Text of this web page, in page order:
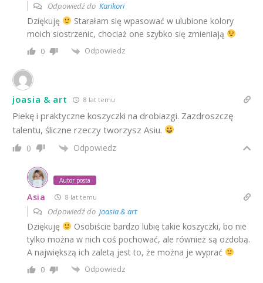
Odpowiedź do Karikori
Dziękuję
Starałam się wpasować w ulubione kolory
moich siostrzenic, chociaż one szybko się zmieniają
0 Odpowiedz
joasia & art 8 lat temu
Piekę i praktyczne koszyczki na drobiazgi. Zazdroszczę
talentu, śliczne rzeczy tworzysz Asiu.
0 Odpowiedz
Autor posta
Asia 8 lat temu
Odpowiedź do joasia & art
Dziękuję
Osobiście bardzo lubię takie koszyczki, bo nie
tylko można w nich coś pochować, ale również są ozdobą.
A największą ich zaletą jest to, że można je wyprać
0 Odpowiedz